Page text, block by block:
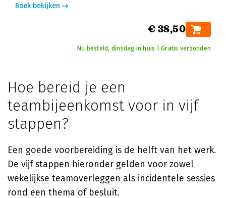
Boek bekijken
€ 38,50
Nu besteld, dinsdag in huis | Gratis verzonden
Hoe bereid je een
teambijeenkomst voor in vijf
stappen?
Een goede voorbereiding is de helft van het werk.
De vijf stappen hieronder gelden voor zowel
wekelijkse teamoverleggen als incidentele sessies
rond een thema of besluit.